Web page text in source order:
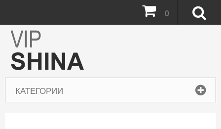
КАТЕГОРИИ
0